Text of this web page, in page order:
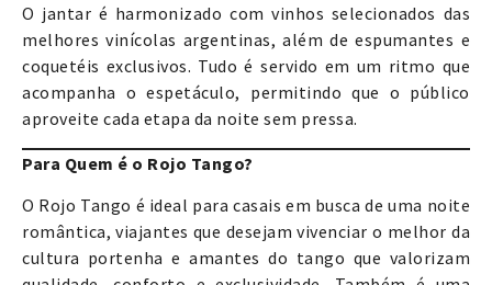
O jantar é harmonizado com vinhos selecionados das
melhores vinícolas argentinas, além de espumantes e
coquetéis exclusivos. Tudo é servido em um ritmo que
acompanha o espetáculo, permitindo que o público
aproveite cada etapa da noite sem pressa.
Para Quem é o Rojo Tango?
O Rojo Tango é ideal para casais em busca de uma noite
romântica, viajantes que desejam vivenciar o melhor da
cultura portenha e amantes do tango que valorizam